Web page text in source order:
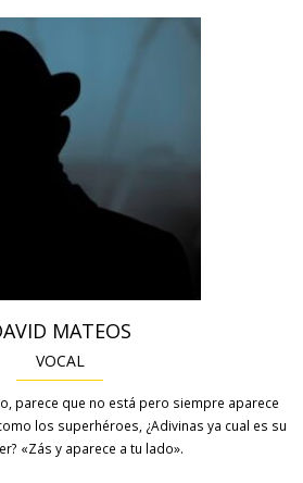
MATEOS
VOCAL
parece que no está pero siempre aparece
los superhéroes, ¿Adivinas ya cual es su
«Zás y aparece a tu lado».